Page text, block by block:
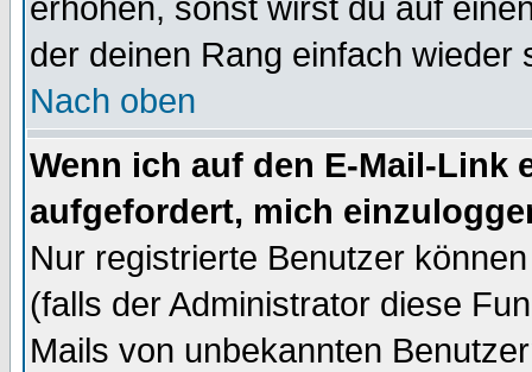
erhöhen, sonst wirst du auf
der deinen Rang einfach wieder
Nach oben
Wenn ich auf den E-Mail-Link
aufgefordert, mich
Nur registrierte Benutzer
(falls der Administrator diese
Mails von unbekannten